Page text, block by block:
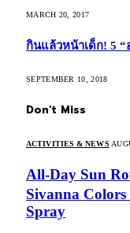
MARCH 20, 2017
กินแล้วหน้าเด็ก! 5
SEPTEMBER 10, 2018
Don't Miss
ACTIVITIES & NEWS
All-Day Sun
Sivanna
Spray